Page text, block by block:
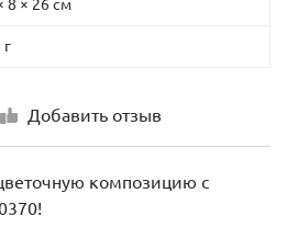
8 × 26 см
г
Добавить отзыв
композицию с